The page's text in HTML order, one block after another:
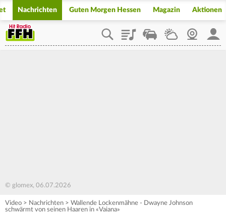
Nachrichten Guten Morgen Hessen Magazin Aktionen
PlaylistStaupilotWetterWebcam
© glomex, 06.07.2026
Video > Nachrichten > Wallende Lockenmähne - Dwayne Johnson
schwärmt von seinen Haaren in «Vaiana»